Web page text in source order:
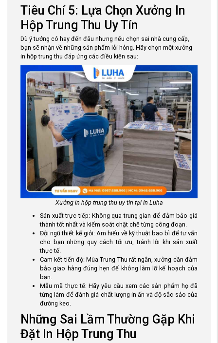
Tiêu Chí 5: Lựa Chọn Xưởng In
Hộp Trung Thu Uy Tín
Dù ý tưởng có hay đến đâu nhưng nếu chọn sai nhà cung cấp,
bạn sẽ nhận về những sản phẩm lỗi hỏng. Hãy chọn một xưởng
in hộp trung thu đáp ứng các điều kiện sau:
Xưởng in hộp trung thu uy tín tại In Luha
Sản xuất trực tiếp: Không qua trung gian để đảm bảo giá
thành tốt nhất và kiểm soát chặt chẽ từng công đoạn.
Đội ngũ thiết kế giỏi: Am hiểu về kỹ thuật bao bì để tư vấn
cho bạn những quy cách tối ưu, tránh lỗi khi sản xuất
thực tế.
Cam kết tiến độ: Mùa Trung Thu rất ngắn, xưởng cần đảm
bảo giao hàng đúng hẹn để không làm lỡ kế hoạch của
bạn.
Mẫu mã thực tế: Hãy yêu cầu xem các sản phẩm họ đã
từng làm để đánh giá chất lượng in ấn và độ sắc sảo của
đường keo.
Những Sai Lầm Thường Gặp Khi
Đặt In Hộp Trung Thu